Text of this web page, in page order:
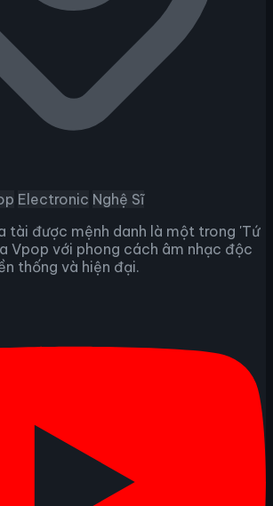
Electronic Nghệ Sĩ
tài được mệnh danh là một trong 'Tứ
Vpop với phong cách âm nhạc độc
thống và hiện đại.